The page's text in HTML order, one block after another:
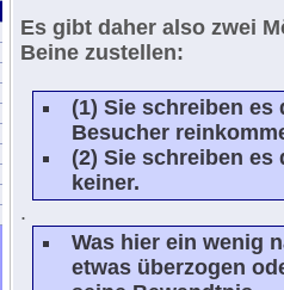
Es gibt daher also zwei
Beine zustellen:
(1) Sie schreiben
Besucher
(2) Sie schreiben
keiner.
.
Was hier ein wenig
etwas überzogen